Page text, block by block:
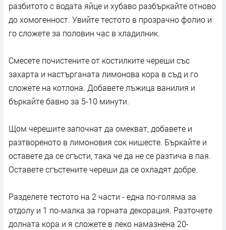
разбитото с водата яйце и хубаво разбъркайте отново
до хомогенност. Увийте тестото в прозрачно фолио и
го сложете за половин час в хладилник.
Смесете почистените от костилките череши със
захарта и настърганата лимонова кора в съд и го
сложете на котлона. Добавете лъжица ванилия и
бъркайте бавно за 5-10 минути.
Щом черешите започнат да омекват, добавете и
разтвореното в лимоновия сок нишесте. Бъркайте и
оставете да се сгъсти, така че да не се разтича в пая.
Оставете сгъстените череши да се охладят добре.
Разделете тестото на 2 части - една по-голяма за
отдолу и 1 по-малка за горната декорация. Разточете
долната кора и я сложете в леко намазнена 20-